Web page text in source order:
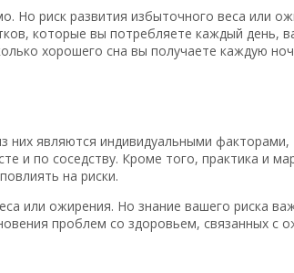
Но риск развития избыточного веса или
которые вы потребляете каждый день,
хорошего сна вы получаете каждую
являются индивидуальными факторами,
и по соседству. Кроме того, практика и
на риски.
или ожирения. Но знание вашего риска
проблем со здоровьем, связанных с